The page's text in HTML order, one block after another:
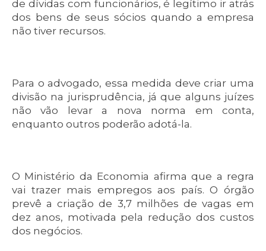
de dívidas com funcionários, é legítimo ir atrás
dos bens de seus sócios quando a empresa
não tiver recursos.
Para o advogado, essa medida deve criar uma
divisão na jurisprudência, já que alguns juízes
não vão levar a nova norma em conta,
enquanto outros poderão adotá-la.
O Ministério da Economia afirma que a regra
vai trazer mais empregos aos país. O órgão
prevê a criação de 3,7 milhões de vagas em
dez anos, motivada pela redução dos custos
dos negócios.